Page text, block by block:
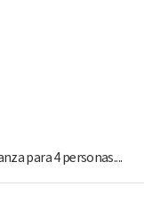
para 4 personas....